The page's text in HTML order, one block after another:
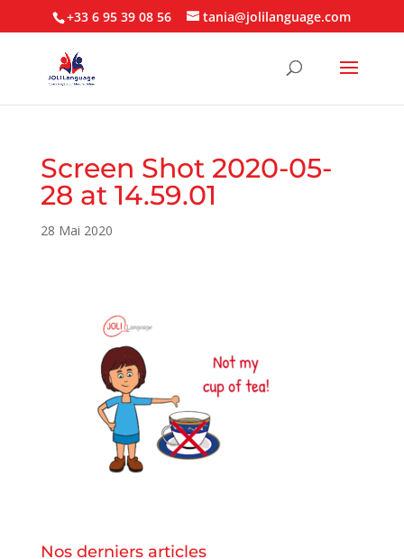
+33 6 95 39 08 56 tania@jolilanguage.com
Screen Shot 2020-05-
28 at 14.59.01
28 Mai 2020
Nos derniers articles